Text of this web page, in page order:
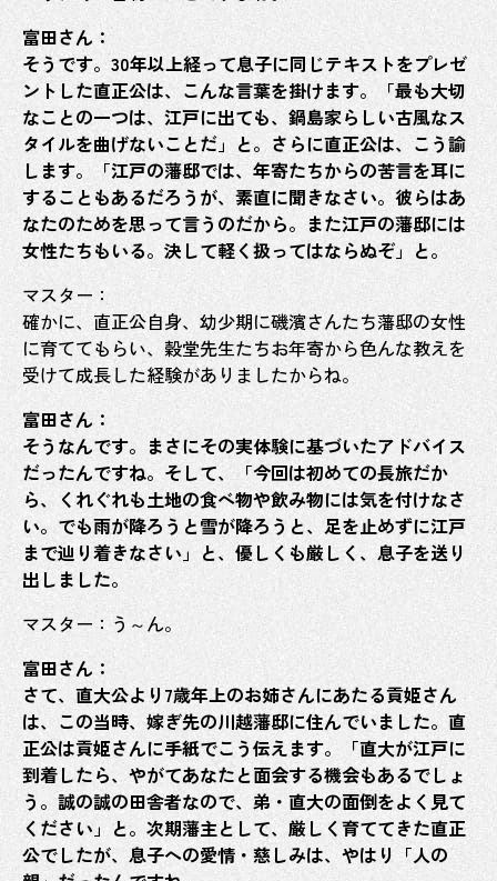
キッ
明治
肥前
さが
維新
コン
佐
高輪
大隈
佐野
三
徴古
富田さん：
そうです。30年以上経って息子に同じテキストをプレゼ
ントした直正公は、こんな言葉を掛けます。「最も大切
なことの一つは、江戸に出ても、鍋島家らしい古風なス
タイルを曲げないことだ」と。さらに直正公は、こう諭
します。「江戸の藩邸では、年寄たちからの苦言を耳に
することもあるだろうが、素直に聞きなさい。彼らはあ
なたのためを思って言うのだから。また江戸の藩邸には
女性たちもいる。決して軽く扱ってはならぬぞ」と。
マスター：
確かに、直正公自身、幼少期に磯濱さんたち藩邸の女性
に育ててもらい、穀堂先生たちお年寄から色んな教えを
受けて成長した経験がありましたからね。
富田さん：
そうなんです。まさにその実体験に基づいたアドバイス
だったんですね。そして、「今回は初めての長旅だか
ら、くれぐれも土地の食べ物や飲み物には気を付けなさ
い。でも雨が降ろうと雪が降ろうと、足を止めずに江戸
まで辿り着きなさい」と、優しくも厳しく、息子を送り
出しました。
マスター：う～ん。
富田さん：
さて、直大公より7歳年上のお姉さんにあたる貢姫さん
は、この当時、嫁ぎ先の川越藩邸に住んでいました。直
正公は貢姫さんに手紙でこう伝えます。「直大が江戸に
到着したら、やがてあなたと面会する機会もあるでしょ
う。誠の誠の田舎者なので、弟・直大の面倒をよく見て
ください」と。次期藩主として、厳しく育ててきた直正
公でしたが、息子への愛情・慈しみは、やはり「人の